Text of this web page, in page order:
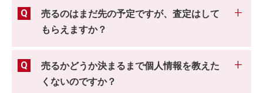
売るのはまだ先の予定ですが、査定はして
もらえますか？
売るかどうか決まるまで個人情報を教えた
くないのですか？